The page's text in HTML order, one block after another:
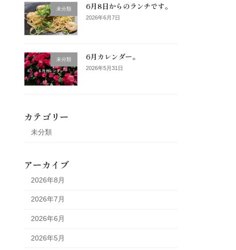
未分類 6月8日からのランチです。
2026年6月7日
未分類 6月カレンダー。
2026年5月31日
カテゴリー
未分類
アーカイブ
2026年8月
2026年7月
2026年6月
2026年5月